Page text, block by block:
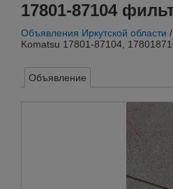
17801-87104
Объявления Иркутской области /
Komatsu 17801-87104,
Объявление